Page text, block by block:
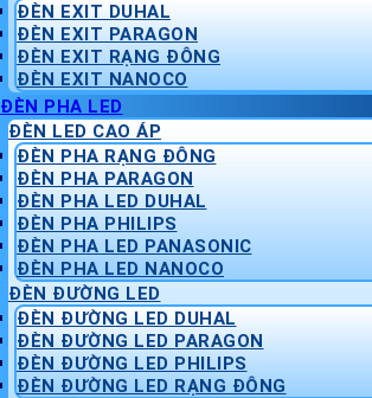
ĐÈN EXIT DUHAL
ĐÈN EXIT PARAGON
ĐÈN EXIT RẠNG ĐÔNG
ĐÈN EXIT NANOCO
ĐÈN PHA LED
ĐÈN LED CAO ÁP
ĐÈN PHA RẠNG ĐÔNG
ĐÈN PHA PARAGON
ĐÈN PHA LED DUHAL
ĐÈN PHA PHILIPS
ĐÈN PHA LED PANASONIC
ĐÈN PHA LED NANOCO
ĐÈN ĐƯỜNG LED
ĐÈN ĐƯỜNG LED DUHAL
ĐÈN ĐƯỜNG LED PARAGON
ĐÈN ĐƯỜNG LED PHILIPS
ĐÈN ĐƯỜNG LED RẠNG ĐÔNG